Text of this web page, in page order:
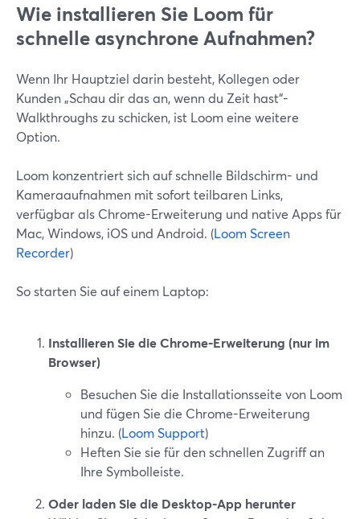
Wie installieren Sie Loom für
schnelle asynchrone Aufnahmen?
Wenn Ihr Hauptziel darin besteht, Kollegen oder
Kunden „Schau dir das an, wenn du Zeit hast“-
Walkthroughs zu schicken, ist Loom eine weitere
Option.
Loom konzentriert sich auf schnelle Bildschirm- und
Kameraaufnahmen mit sofort teilbaren Links,
verfügbar als Chrome-Erweiterung und native Apps für
Mac, Windows, iOS und Android. (Loom Screen
Recorder)
So starten Sie auf einem Laptop:
Installieren Sie die Chrome-Erweiterung (nur im
Browser)
Besuchen Sie die Installationsseite von Loom
und fügen Sie die Chrome-Erweiterung
hinzu. (Loom Support)
Heften Sie sie für den schnellen Zugriff an
Ihre Symbolleiste.
Oder laden Sie die Desktop-App herunter